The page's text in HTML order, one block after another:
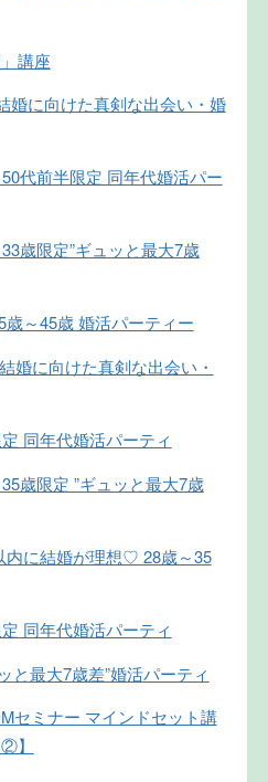
講座
婚に向けた真剣な出会い・婚
代前半限定 同年代婚活パー
歳限定”ギュッと最大7歳
～45歳 婚活パーティー
婚に向けた真剣な出会い・
同年代婚活パーティ
歳限定 ”ギュッと最大7歳
内に結婚が理想♡ 28歳～35
同年代婚活パーティ
と最大7歳差”婚活パーティ
セミナー マインドセット講
】